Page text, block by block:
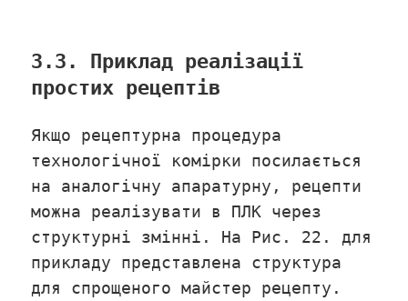
3.3. Приклад реалізації
простих рецептів
Якщо рецептурна процедура
технологічної комірки посилається
на аналогічну апаратурну, рецепти
можна реалізувати в ПЛК через
структурні змінні. На Рис. 22. для
прикладу представлена структура
для спрощеного майстер рецепту.